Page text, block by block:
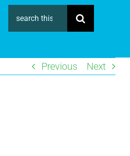
Search
for:
Previous Next